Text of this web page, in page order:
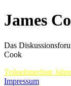
James
Das
Cook
Teilnehmerliste
Impressum